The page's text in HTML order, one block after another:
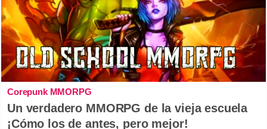
Corepunk MMORPG
Un verdadero MMORPG de la vieja escuela
¡Cómo los de antes, pero mejor!